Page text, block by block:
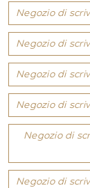
Negozio di
Negozio di
Negozio di
Negozio di
Negozio di
Negozio di